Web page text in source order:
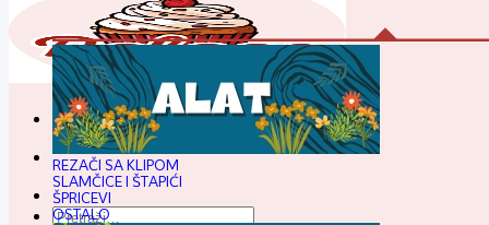
Pretraga
REZAČI SA KLIPOM
SLAMČICE I ŠTAPIĆI
ŠPRICEVI
OSTALO